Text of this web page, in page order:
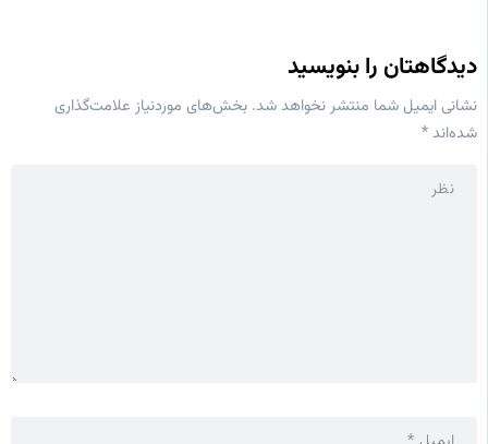
دیدگاهتان را بنویسید
نشانی ایمیل شما منتشر نخواهد شد. بخش‌های موردنیاز علامت‌گذاری
شده‌اند*